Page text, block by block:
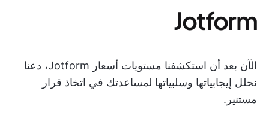
Jotform
الآن بعد أن استكشفنا مستويات أسعار Jotform، دعنا
نحلل إيجابياتها وسلبياتها لمساعدتك في اتخاذ قرار
مستنير.